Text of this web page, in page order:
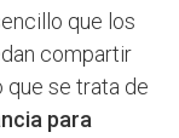
que los
compartir
que se trata de
para